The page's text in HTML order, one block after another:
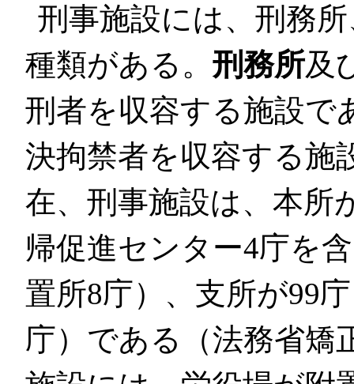
刑事施設には、刑務
種類がある。 刑務所及
刑者を収容する施設で
決拘禁者を収容する施
在、刑事施設は、本所
帰促進センター4庁を
置所8庁）、支所が99
庁）である（法務省矯